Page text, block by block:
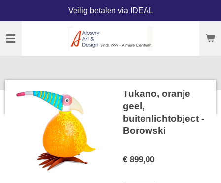
naar
Veilig betalen via IDEAL
Tukano, oranje
geel,
buitenlichtobject -
Borowski
€ 899,00